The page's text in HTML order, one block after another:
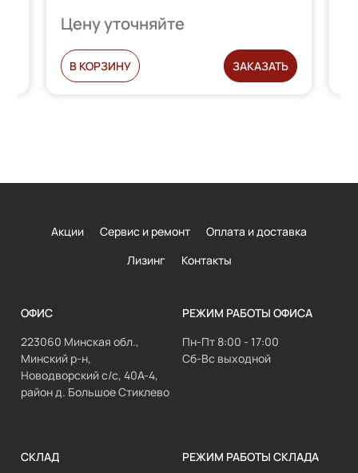
Цену уточняйте
В КОРЗИНУ ЗАКАЗАТЬ
Акции Сервис и ремонт
Оплата и доставка
Лизинг
Контакты
ОФИС
223060 Минская обл.,
Минский р-н,
Новодворский с/с, 40А-4,
район д. Большое Стиклево
РЕЖИМ РАБОТЫ ОФИСА
Пн-Пт 8:00 - 17:00
Сб-Вс выходной
СКЛАД
РЕЖИМ РАБОТЫ СКЛАДА